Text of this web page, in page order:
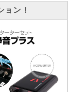
ョン！